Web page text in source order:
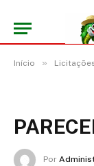
Início »
Por